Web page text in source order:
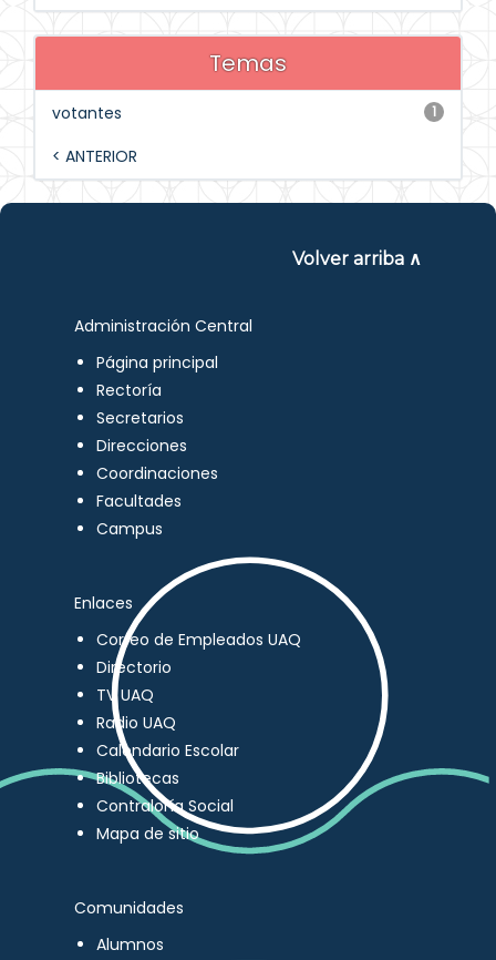
Temas
1
votantes
< ANTERIOR
Volver arriba ∧
Administración Central
Página principal
Rectoría
Secretarios
Direcciones
Coordinaciones
Facultades
Campus
Enlaces
Correo de Empleados UAQ
Directorio
TV UAQ
Radio UAQ
Calendario Escolar
Bibliotecas
Contraloría Social
Mapa de sitio
Comunidades
Alumnos